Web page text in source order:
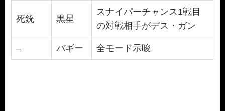
死銃 黒星
スナイパーチャンス1戦目
の対戦相手がデス・ガン
– バギー 全モード示唆